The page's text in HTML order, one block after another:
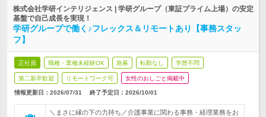
株式会社学研インテリジェンス | 学研グループ（東証プライム上場）の安定
基盤で自己成長を実現！
学研グループで働く♪フレックス＆リモートあり【事務スタッ
フ】
正社員 職種・業種未経験OK 急募 転勤なし 学歴不問
第二新卒歓迎 リモートワーク可 女性のおしごと掲載中
情報更新日：2026/07/31 終了予定日： 2026/10/01
＼まさに縁の下の力持ち／介護事業に関わる事務・経理業務をお